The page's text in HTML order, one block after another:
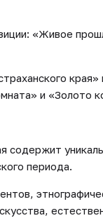
«Живое
края»
и «Золото
содержит
периода.